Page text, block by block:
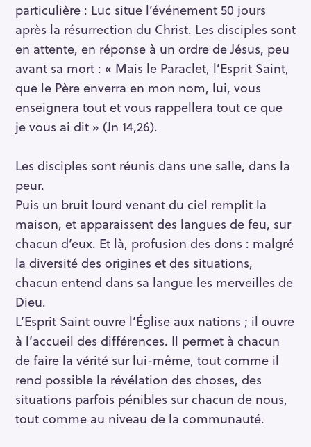
particulière : Luc situe l’événement 50 jours
après la résurrection du Christ. Les disciples sont
en attente, en réponse à un ordre de Jésus, peu
avant sa mort : « Mais le Paraclet, l’Esprit Saint,
que le Père enverra en mon nom, lui, vous
enseignera tout et vous rappellera tout ce que
je vous ai dit » (Jn 14,26).
Les disciples sont réunis dans une salle, dans la
peur.
Puis un bruit lourd venant du ciel remplit la
maison, et apparaissent des langues de feu, sur
chacun d’eux. Et là, profusion des dons : malgré
la diversité des origines et des situations,
chacun entend dans sa langue les merveilles de
Dieu.
L’Esprit Saint ouvre l’Église aux nations ; il ouvre
à l’accueil des différences. Il permet à chacun
de faire la vérité sur lui-même, tout comme il
rend possible la révélation des choses, des
situations parfois pénibles sur chacun de nous,
tout comme au niveau de la communauté.